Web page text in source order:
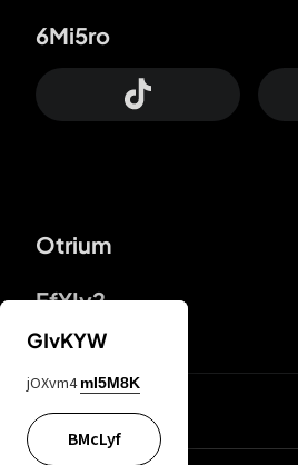
Otrium
FfYIy2
6Mi5ro
ZbBJcb
GIvKYW
jOXvm4 mI5M8K
BMcLyf